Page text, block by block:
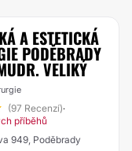
A ESTETICKÁ
PODĚBRADY
VELIKÝ
(97 Recenzí)·
příběhů
949, Poděbrady